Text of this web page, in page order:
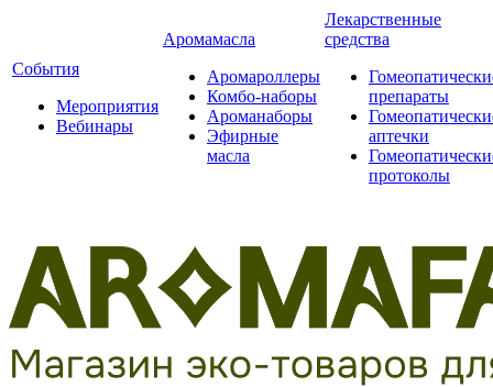
События
Мероприятия
Вебинары
Аромамасла
Аромароллеры
Комбо-наборы
Ароманаборы
Эфирные
масла
Лекарственные
средства
препараты
аптечки
протоколы